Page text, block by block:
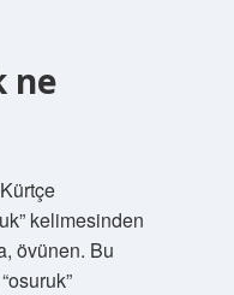
ne
kelimesinden
övünen. Bu